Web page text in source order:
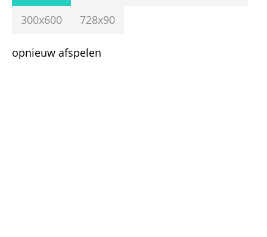
300x600
728x90
opnieuw afspelen